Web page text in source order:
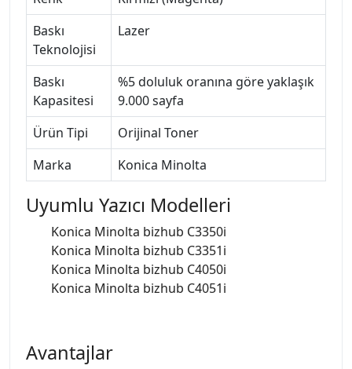
Baskı
Teknolojisi
Lazer
Baskı
Kapasitesi
%5 doluluk oranına göre yaklaşık
9.000 sayfa
Ürün Tipi
Orijinal Toner
Marka
Konica Minolta
Uyumlu Yazıcı Modelleri
Konica Minolta bizhub C3350i
Konica Minolta bizhub C3351i
Konica Minolta bizhub C4050i
Konica Minolta bizhub C4051i
Avantajlar